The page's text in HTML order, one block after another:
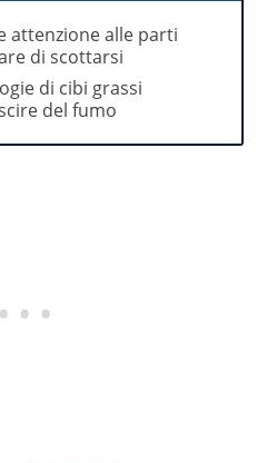
attenzione alle parti
di scottarsi
di cibi grassi
del fumo